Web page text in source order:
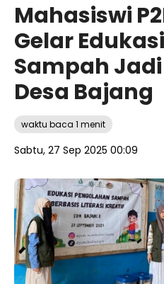
Mahasiswi
Gelar
Sampah
Desa Bajang
waktu baca 1 menit
Sabtu, 27 Sep 2025 00:09